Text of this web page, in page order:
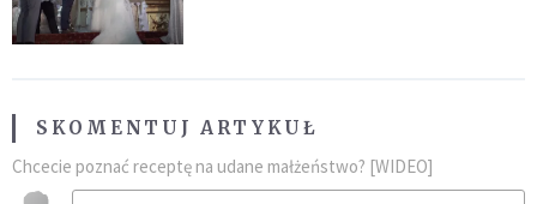
SKOMENTUJ ARTYKUŁ
Chcecie poznać receptę na udane małżeństwo? [WIDEO]